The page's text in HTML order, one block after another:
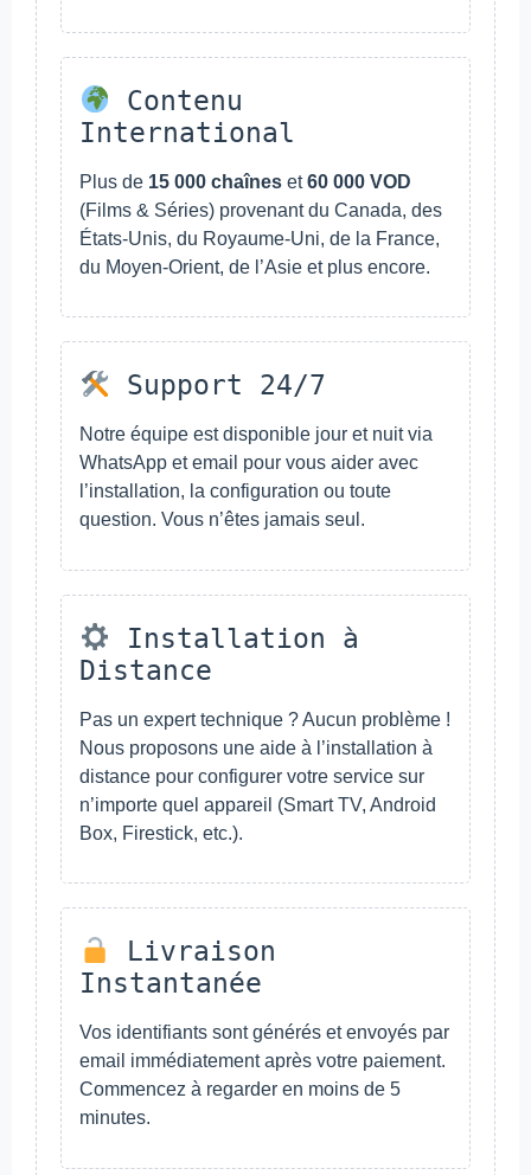
Contenu
International
Plus de 15 000 chaînes et60 000 VOD
(Films & Séries) provenant du Canada, des
États-Unis, du Royaume-Uni, de la France,
du Moyen-Orient, de l’Asie et plus encore.
Support 24/7
Notre équipe est disponible jour et nuit via
WhatsApp et email pour vous aider avec
l’installation, la configuration ou toute
question. Vous n’êtes jamais seul.
Installation à
Distance
Pas un expert technique ? Aucun problème !
Nous proposons une aide à l’installation à
distance pour configurer votre service sur
n’importe quel appareil (Smart TV, Android
Box, Firestick, etc.).
Livraison
Instantanée
Vos identifiants sont générés et envoyés par
email immédiatement après votre paiement.
Commencez à regarder en moins de 5
minutes.